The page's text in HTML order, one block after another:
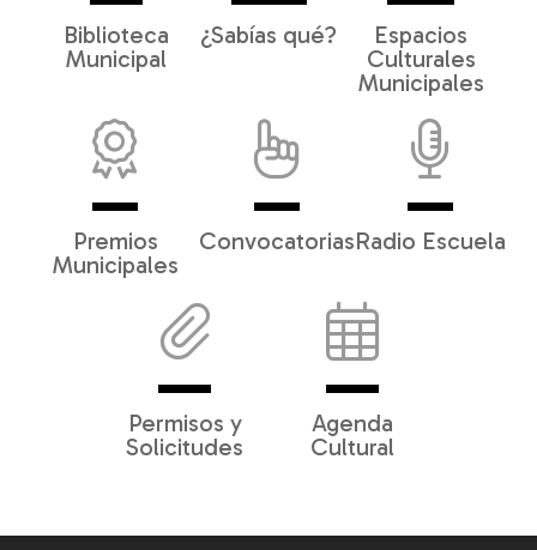
Biblioteca
Municipal
¿Sabías qué?
Espacios
Culturales
Municipales
Premios
Municipales
ConvocatoriasRadio Escuela
Permisos y
Solicitudes
Agenda
Cultural